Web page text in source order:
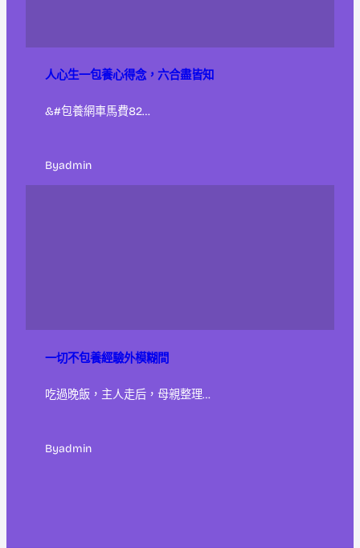
人心生一包養心得念，六合盡皆知
&#包養網車馬費82…
Byadmin
一切不包養經驗外模糊間
吃過晚飯，主人走后，母親整理…
Byadmin